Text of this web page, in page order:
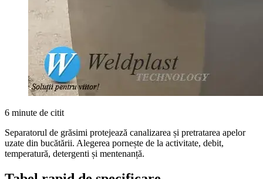
6 minute de citit
Separatorul de grăsimi protejează canalizarea și pretratarea apelor
uzate din bucătării. Alegerea pornește de la activitate, debit,
temperatură, detergenti și mentenanță.